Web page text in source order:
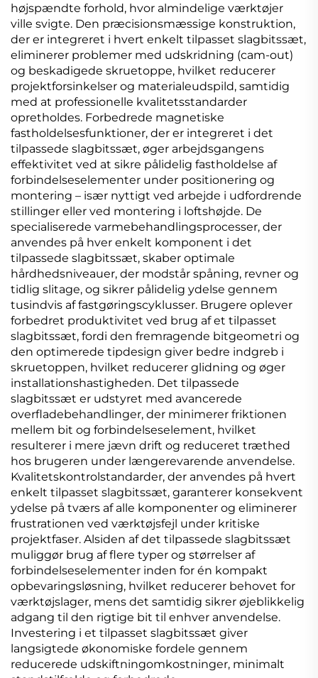
højspændte forhold, hvor almindelige værktøjer
ville svigte. Den præcisionsmæssige konstruktion,
der er integreret i hvert enkelt tilpasset slagbitssæt,
eliminerer problemer med udskridning (cam-out)
og beskadigede skruetoppe, hvilket reducerer
projektforsinkelser og materialeudspild, samtidig
med at professionelle kvalitetsstandarder
opretholdes. Forbedrede magnetiske
fastholdelsesfunktioner, der er integreret i det
tilpassede slagbitssæt, øger arbejdsgangens
effektivitet ved at sikre pålidelig fastholdelse af
forbindelseselementer under positionering og
montering – især nyttigt ved arbejde i udfordrende
stillinger eller ved montering i loftshøjde. De
specialiserede varmebehandlingsprocesser, der
anvendes på hver enkelt komponent i det
tilpassede slagbitssæt, skaber optimale
hårdhedsniveauer, der modstår spåning, revner og
tidlig slitage, og sikrer pålidelig ydelse gennem
tusindvis af fastgøringscyklusser. Brugere oplever
forbedret produktivitet ved brug af et tilpasset
slagbitssæt, fordi den fremragende bitgeometri og
den optimerede tipdesign giver bedre indgreb i
skruetoppen, hvilket reducerer glidning og øger
installationshastigheden. Det tilpassede
slagbitssæt er udstyret med avancerede
overfladebehandlinger, der minimerer friktionen
mellem bit og forbindelseselement, hvilket
resulterer i mere jævn drift og reduceret træthed
hos brugeren under længerevarende anvendelse.
Kvalitetskontrolstandarder, der anvendes på hvert
enkelt tilpasset slagbitssæt, garanterer konsekvent
ydelse på tværs af alle komponenter og eliminerer
frustrationen ved værktøjsfejl under kritiske
projektfaser. Alsiden af det tilpassede slagbitssæt
muliggør brug af flere typer og størrelser af
forbindelseselementer inden for én kompakt
opbevaringsløsning, hvilket reducerer behovet for
værktøjslager, mens det samtidig sikrer øjeblikkelig
adgang til den rigtige bit til enhver anvendelse.
Investering i et tilpasset slagbitssæt giver
langsigtede økonomiske fordele gennem
reducerede udskiftningomkostninger, minimalt